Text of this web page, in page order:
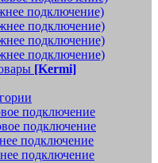
подключение)
подключение)
подключение)
подключение)
[Kermi]
подключение
подключение
подключение
подключение